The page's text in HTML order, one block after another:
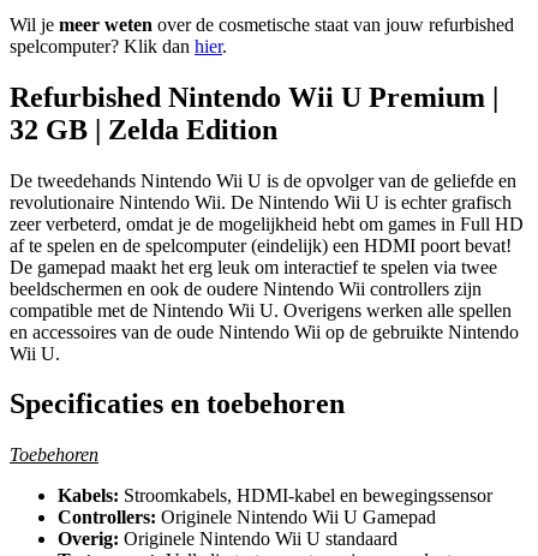
Wil je meer weten over de cosmetische staat van jouw refurbished
spelcomputer? Klik dan hier.
Refurbished Nintendo Wii U Premium |
32 GB | Zelda Edition
De tweedehands Nintendo Wii U is de opvolger van de geliefde en
revolutionaire Nintendo Wii. De Nintendo Wii U is echter grafisch
zeer verbeterd, omdat je de mogelijkheid hebt om games in Full HD
af te spelen en de spelcomputer (eindelijk) een HDMI poort bevat!
De gamepad maakt het erg leuk om interactief te spelen via twee
beeldschermen en ook de oudere Nintendo Wii controllers zijn
compatible met de Nintendo Wii U. Overigens werken alle spellen
en accessoires van de oude Nintendo Wii op de gebruikte Nintendo
Wii U.
Specificaties en toebehoren
Toebehoren
Kabels: Stroomkabels, HDMI-kabel en bewegingssensor
Controllers: Originele Nintendo Wii U Gamepad
Overig: Originele Nintendo Wii U standaard